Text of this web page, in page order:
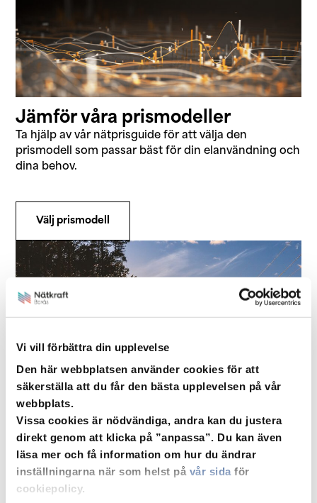
Vi vill förbättra din upplevelse
Den här webbplatsen använder cookies för att
säkerställa att du får den bästa upplevelsen på vår
webbplats.
Vissa cookies är nödvändiga, andra kan du justera
direkt genom att klicka på ”anpassa”. Du kan även
läsa mer och få information om hur du ändrar
inställningarna när som helst på vår sida för
cookiepolicy.
Jämför våra prismodeller
Ta hjälp av vår nätprisguide för att välja den
prismodell som passar bäst för din elanvändning och
dina behov.
Välj prismodell
Elnätspriser 2026
Här kan du se vad det innebär för dig och ditt
abonnemang, samt vilken ersättning du får om
producerar egen el.